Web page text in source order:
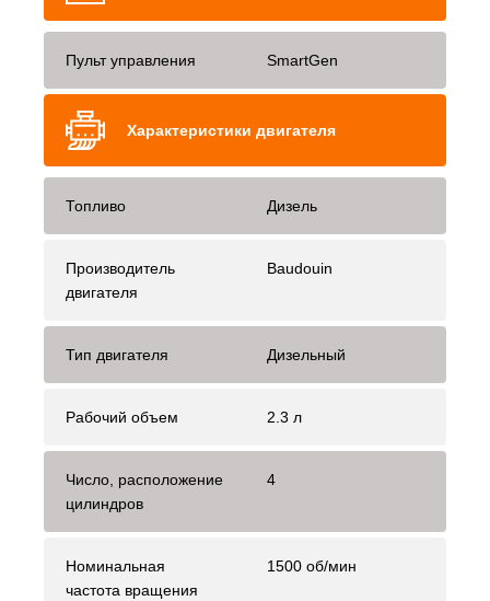
Пульт управления SmartGen
Характеристики двигателя
Топливо Дизель
Производитель
двигателя
Baudouin
Тип двигателя Дизельный
Рабочий объем 2.3 л
Число, расположение
цилиндров
4
Номинальная
частота вращения
1500 об/мин